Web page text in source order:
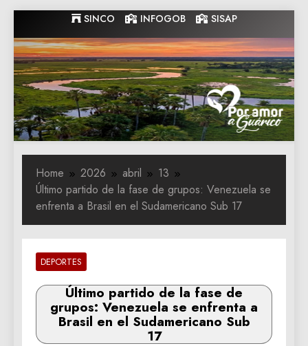
to
content
SINCO INFOGOB SISAP
Gobernacion
de Guarico
Gobernacion de Guarico
Home 2026 abril
13
Último partido de la fase de grupos: Venezuela se
enfrenta a Brasil en el Sudamericano Sub 17
DEPORTES
Último partido de la fase de
grupos: Venezuela se enfrenta a
Brasil en el Sudamericano Sub
17